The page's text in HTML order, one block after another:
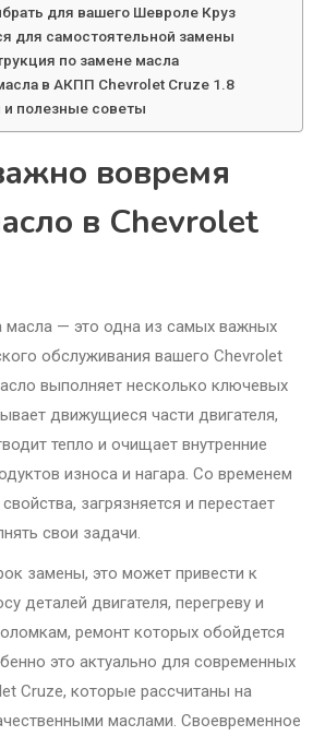
для вашего Шевроле Круз
для самостоятельной замены
по замене масла
в АКПП Chevrolet Cruze 1.8
полезные советы
вовремя
в Chevrolet
масла — это одна из самых важных
обслуживания вашего Chevrolet
выполняет несколько ключевых
движущиеся части двигателя,
тепло и очищает внутренние
износа и нагара. Со временем
загрязняется и перестает
свои задачи.
замены, это может привести к
деталей двигателя, перегреву и
ремонт которых обойдется
это актуально для современных
Cruze, которые рассчитаны на
маслами. Своевременное